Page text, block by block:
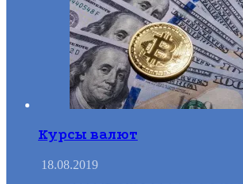
Курсы валют
18.08.2019